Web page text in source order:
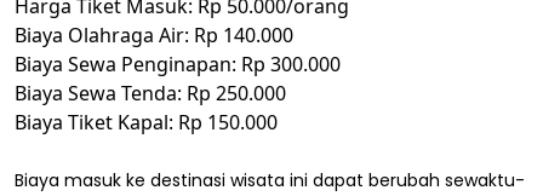
Harga Tiket Masuk: Rp 50.000/orang
Biaya Olahraga Air: Rp 140.000
Biaya Sewa Penginapan: Rp 300.000
Biaya Sewa Tenda: Rp 250.000
Biaya Tiket Kapal: Rp 150.000
Biaya masuk ke destinasi wisata ini dapat berubah sewaktu-